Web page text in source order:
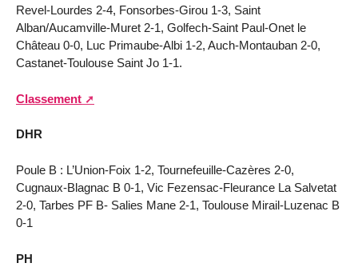
Revel-Lourdes 2-4, Fonsorbes-Girou 1-3, Saint
Alban/Aucamville-Muret 2-1, Golfech-Saint Paul-Onet le
Château 0-0, Luc Primaube-Albi 1-2, Auch-Montauban 2-0,
Castanet-Toulouse Saint Jo 1-1.
Classement
DHR
Poule B : L’Union-Foix 1-2, Tournefeuille-Cazères 2-0,
Cugnaux-Blagnac B 0-1, Vic Fezensac-Fleurance La Salvetat
2-0, Tarbes PF B- Salies Mane 2-1, Toulouse Mirail-Luzenac B
0-1
PH